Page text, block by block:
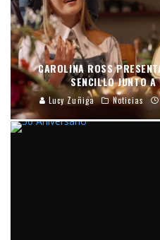
CAROLINA ROSS
SENCILLO JUNTO A
Lucy Zuñiga Noticias